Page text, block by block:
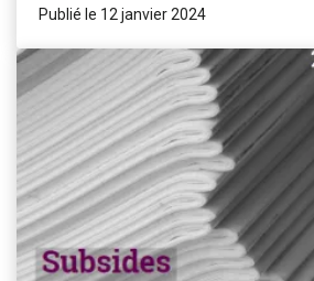
Publié le 12 janvier 2024